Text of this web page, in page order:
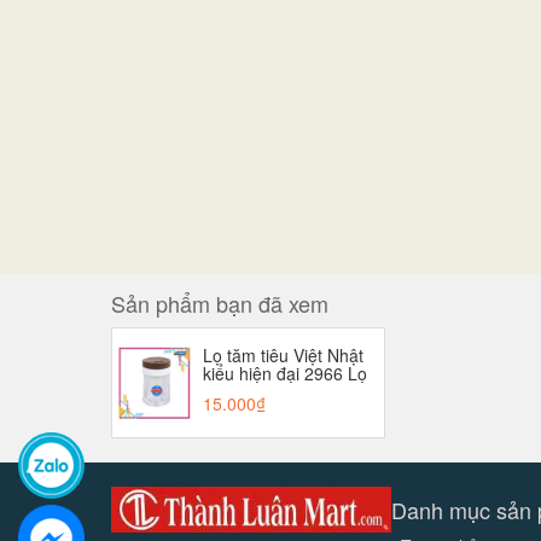
Sản phẩm bạn đã xem
Lọ tăm tiêu Việt Nhật
kiểu hiện đại 2966 Lọ
đựng gia vị
15.000₫
Danh mục sản